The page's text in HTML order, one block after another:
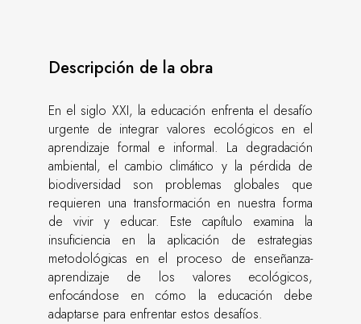
Descripción de la obra
En el siglo XXI, la educación enfrenta el desafío
urgente de integrar valores ecológicos en el
aprendizaje formal e informal. La degradación
ambiental, el cambio climático y la pérdida de
biodiversidad son problemas globales que
requieren una transformación en nuestra forma
de vivir y educar. Este capítulo examina la
insuficiencia en la aplicación de estrategias
metodológicas en el proceso de enseñanza-
aprendizaje de los valores ecológicos,
enfocándose en cómo la educación debe
adaptarse para enfrentar estos desafíos.